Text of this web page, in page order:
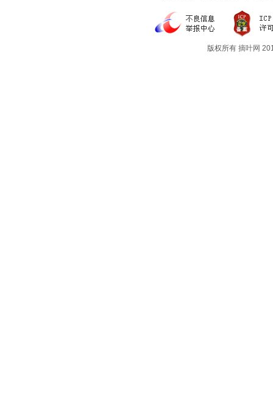
版权所有 摘叶网